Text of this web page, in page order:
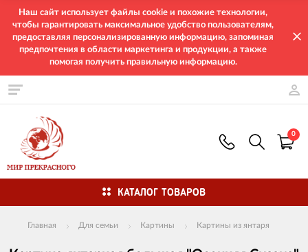
Наш сайт использует файлы cookie и похожие технологии,
чтобы гарантировать максимальное удобство пользователям,
предоставляя персонализированную информацию, запоминая
предпочтения в области маркетинга и продукции, а также
помогая получить правильную информацию.
0
КАТАЛОГ ТОВАРОВ
Главная Для семьи Картины Картины из янтаря